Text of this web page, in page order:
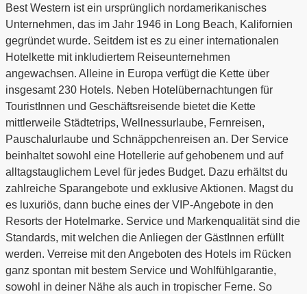
Best Western ist ein ursprünglich nordamerikanisches
Unternehmen, das im Jahr 1946 in Long Beach, Kalifornien
gegründet wurde. Seitdem ist es zu einer internationalen
Hotelkette mit inkludiertem Reiseunternehmen
angewachsen. Alleine in Europa verfügt die Kette über
insgesamt 230 Hotels. Neben Hotelübernachtungen für
TouristInnen und Geschäftsreisende bietet die Kette
mittlerweile Städtetrips, Wellnessurlaube, Fernreisen,
Pauschalurlaube und Schnäppchenreisen an. Der Service
beinhaltet sowohl eine Hotellerie auf gehobenem und auf
alltagstauglichem Level für jedes Budget. Dazu erhältst du
zahlreiche Sparangebote und exklusive Aktionen. Magst du
es luxuriös, dann buche eines der VIP-Angebote in den
Resorts der Hotelmarke. Service und Markenqualität sind die
Standards, mit welchen die Anliegen der GästInnen erfüllt
werden. Verreise mit den Angeboten des Hotels im Rücken
ganz spontan mit bestem Service und Wohlfühlgarantie,
sowohl in deiner Nähe als auch in tropischer Ferne. So